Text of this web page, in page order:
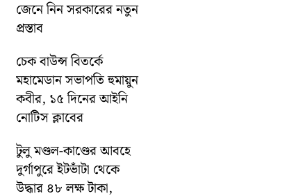
জেনে নিন সরকারের নতুন
প্রস্তাব
চেক বাউন্স বিতর্কে
মহামেডান সভাপতি হুমায়ুন
কবীর, ১৫ দিনের আইনি
নোটিস ক্লাবের
টুলু মণ্ডল-কাণ্ডের আবহে
দুর্গাপুরে ইটভাঁটা থেকে
উদ্ধার ৪৮ লক্ষ টাকা,